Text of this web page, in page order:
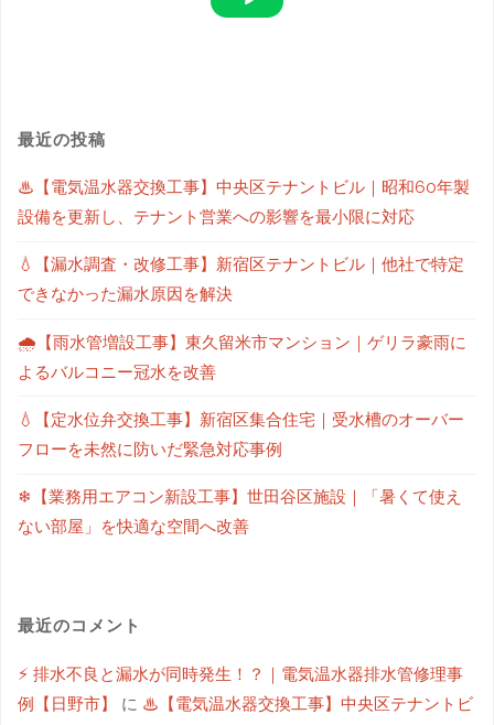
最近の投稿
♨【電気温水器交換工事】中央区テナントビル｜昭和60年製
設備を更新し、テナント営業への影響を最小限に対応
💧【漏水調査・改修工事】新宿区テナントビル｜他社で特定
できなかった漏水原因を解決
🌧【雨水管増設工事】東久留米市マンション｜ゲリラ豪雨に
よるバルコニー冠水を改善
💧【定水位弁交換工事】新宿区集合住宅｜受水槽のオーバー
フローを未然に防いだ緊急対応事例
❄【業務用エアコン新設工事】世田谷区施設｜「暑くて使え
ない部屋」を快適な空間へ改善
最近のコメント
⚡ 排水不良と漏水が同時発生！？｜電気温水器排水管修理事
例【日野市】
に ♨【電気温水器交換工事】中央区テナントビ